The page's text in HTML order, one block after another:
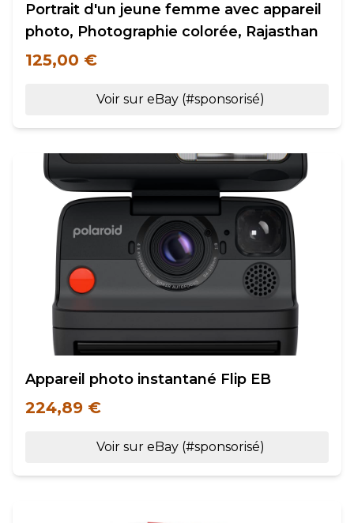
Portrait d'un jeune femme avec appareil
photo, Photographie colorée, Rajasthan
125,00 €
Voir sur eBay (#sponsorisé)
Appareil photo instantané Flip EB
224,89 €
Voir sur eBay (#sponsorisé)